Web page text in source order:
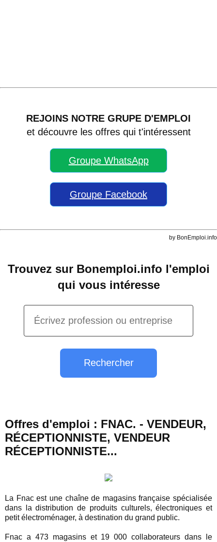
REJOINS NOTRE GRUPE D'EMPLOI
et découvre les offres qui t'intéressent
Groupe WhatsApp
Groupe Facebook
by BonEmploi.info
Trouvez sur Bonemploi.info l'emploi
qui vous intéresse
Rechercher
Offres d'emploi : FNAC. - VENDEUR,
RÉCEPTIONNISTE, VENDEUR
RÉCEPTIONNISTE...
La Fnac est une chaîne de magasins française spécialisée
dans la distribution de produits culturels, électroniques et
petit électroménager, à destination du grand public.
Fnac a 473 magasins et 19 000 collaborateurs dans le